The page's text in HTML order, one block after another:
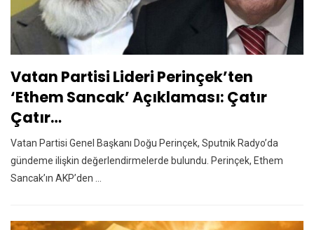
Vatan Partisi Lideri Perinçek’ten
‘Ethem Sancak’ Açıklaması: Çatır
Çatır…
Vatan Partisi Genel Başkanı Doğu Perinçek, Sputnik Radyo’da
gündeme ilişkin değerlendirmelerde bulundu. Perinçek, Ethem
Sancak’ın AKP’den ...